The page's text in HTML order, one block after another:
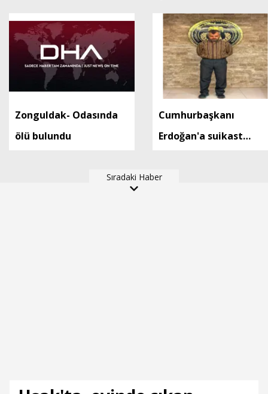
Zonguldak- Odasında
ölü bulundu
Cumhurbaşkanı
Erdoğan'a suikast
mensubunun ablasına
Sıradaki Haber